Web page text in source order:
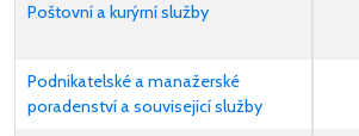
Poštovní a kurýrní služby
Podnikatelské a manažerské
poradenství a související služby